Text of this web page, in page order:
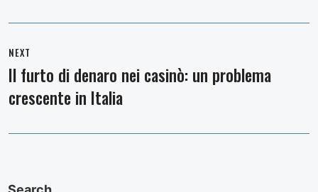
NEXT
Next
post:
Il furto di denaro nei casinò: un problema
crescente in Italia